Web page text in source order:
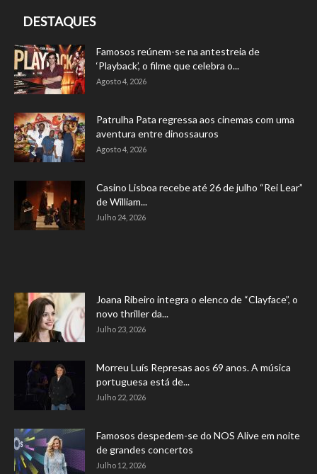
DESTAQUES
Famosos reúnem-se na antestreia de
‘Playback’, o filme que celebra o...
Agosto 4, 2026
Patrulha Pata regressa aos cinemas com uma
aventura entre dinossauros
Agosto 4, 2026
Casino Lisboa recebe até 26 de julho “Rei Lear”
de William...
Julho 24, 2026
Joana Ribeiro integra o elenco de “Clayface”, o
novo thriller da...
Julho 23, 2026
Morreu Luís Represas aos 69 anos. A música
portuguesa está de...
Julho 22, 2026
Famosos despedem-se do NOS Alive em noite
de grandes concertos
Julho 12, 2026